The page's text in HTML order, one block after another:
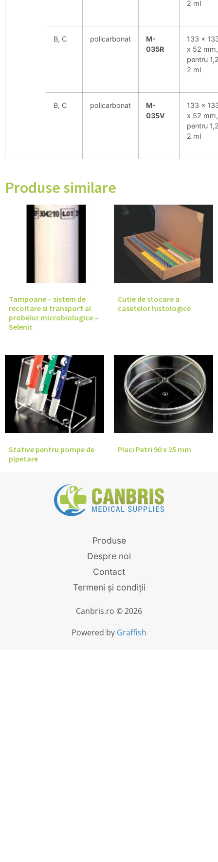
2 ml
B, C policarbonat
M-
035R
133 x
x 52 mm,
pentru
2 ml
B, C policarbonat
M-
035V
133 x
x 52 mm,
pentru
2 ml
Produse similare
Tampoane – sistem de
recoltare si transport al
probelor microbiologice –
Selenit
Cutie de stocare a
casetelor histologice
Stative pentru pompe de
pipetare
Placi Petri 90 x 25 mm
Produse
Despre noi
Contact
Termeni și condiții
Canbris.ro © 2026
Powered by Graffish